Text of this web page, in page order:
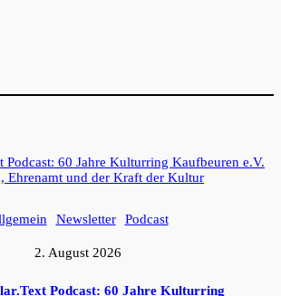
Newsletter Podcast
2. August 2026
Podcast: 60 Jahre Kulturring